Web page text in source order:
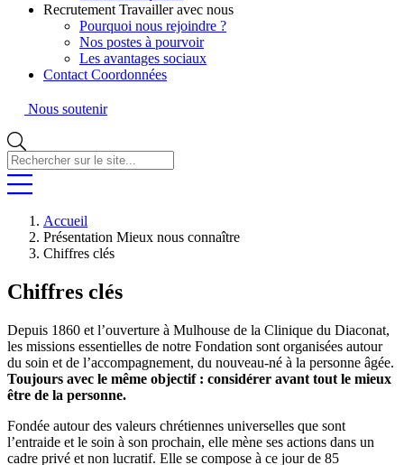
Recrutement Travailler avec nous
Pourquoi nous rejoindre ?
Nos postes à pourvoir
Les avantages sociaux
Contact Coordonnées
Nous soutenir
Rechercher
sur
le
Accueil
Présentation Mieux nous connaître
Chiffres clés
Chiffres clés
Depuis 1860 et l’ouverture à Mulhouse de la Clinique du Diaconat,
les missions essentielles de notre Fondation sont organisées autour
du soin et de l’accompagnement, du nouveau-né à la personne âgée.
Toujours avec le même objectif : considérer avant tout le mieux
être de la personne.
Fondée autour des valeurs chrétiennes universelles que sont
l’entraide et le soin à son prochain, elle mène ses actions dans un
cadre privé et non lucratif. Elle se compose à ce jour de 85